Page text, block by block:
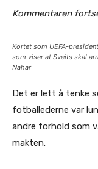
Kommentaren
Kortet som UEFA-
som viser at Sveits skal
Nahar
Det er lett å tenke
fotballederne var
andre forhold som
makten.